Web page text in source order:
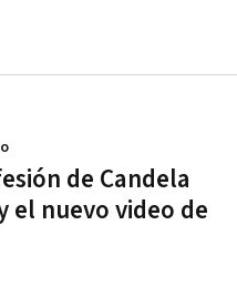
de Candela
el nuevo video de